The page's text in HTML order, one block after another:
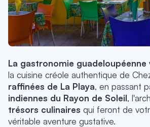
La gastronomie guadeloupéenne
la cuisine créole authentique de
raffinées de La Playa, en passant
indiennes du Rayon de Soleil,
trésors culinaires qui feront de
véritable aventure gustative.